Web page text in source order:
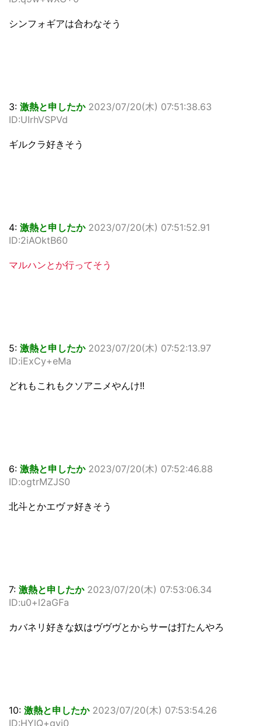
シンフォギアは合わなそう
3: 激熱と申したか 2023/07/20(木) 07:51:38.63
ID:UIrhVSPVd
ギルクラ好きそう
4: 激熱と申したか 2023/07/20(木) 07:51:52.91
ID:2iAOktB60
マルハンとか行ってそう
5: 激熱と申したか 2023/07/20(木) 07:52:13.97
ID:iExCy+eMa
どれもこれもクソアニメやんけ!!
6: 激熱と申したか 2023/07/20(木) 07:52:46.88
ID:ogtrMZJS0
北斗とかエヴァ好きそう
7: 激熱と申したか 2023/07/20(木) 07:53:06.34
ID:u0+l2aGFa
カバネリ好きな奴はヴヴヴとからサーは打たんやろ
10: 激熱と申したか 2023/07/20(木) 07:53:54.26
ID:HYlQ+gyi0